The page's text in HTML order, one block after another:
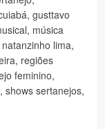
, gusttavo
, música
natanzinho lima,
, regiões
feminino,
, shows sertanejos,